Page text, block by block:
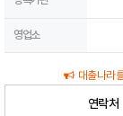
영업소
대출나라
연락처